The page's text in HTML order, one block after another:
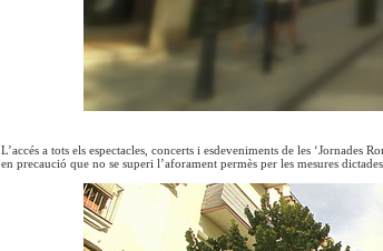
L’accés a tots els espectacles, concerts i esdeveniments de les
en precaució que no se superi l’aforament permès per les mesures